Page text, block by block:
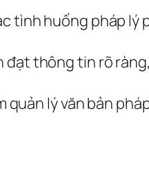
tình huống pháp lý
đạt thông tin rõ
lý văn bản